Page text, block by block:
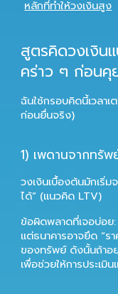
หลักที่ทำให้วงเงินสูง
สูตรคิดวงเงิน
คร่าว ๆ ก่อนคุ
ฉันใช้กรอบคิดนี้เวลา
ก่อนยื่นจริง)
1) เพดานจากทรั
วงเงินเบื้องต้นมักเริ่ม
ได้” (แนวคิด LTV)
ข้อผิดพลาดที่เจอบ่อย:
แต่ธนาคารอาจยึด “ร
ของทรัพย์ ดังนั้นถ้าอ
เพื่อช่วยให้การประเมิ